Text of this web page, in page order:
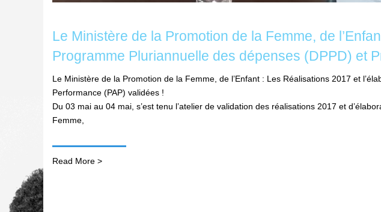
Le Ministère de la Promotion de la Femme, de
Programme Pluriannuelle des dépenses (DPPD) et
Le Ministère de la Promotion de la Femme, de l’Enfant : Les Réalisations 2017 et
Performance (PAP) validées !
Du 03 mai au 04 mai, s’est tenu l’atelier de validation des réalisations 2017 et
Femme,
Read More >